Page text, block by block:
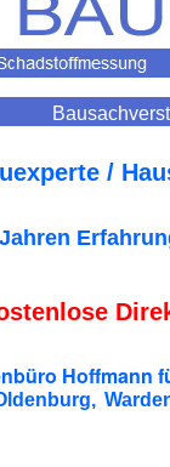
/
Hoffmann